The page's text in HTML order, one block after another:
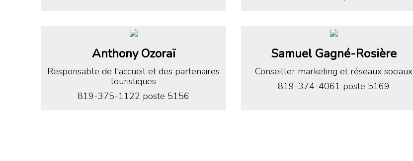
Anthony Ozoraï
Responsable de l'accueil et des partenaires
touristiques
819-375-1122 poste 5156
Samuel Gagné-Rosière
Conseiller marketing et réseaux sociaux
819-374-4061 poste 5169